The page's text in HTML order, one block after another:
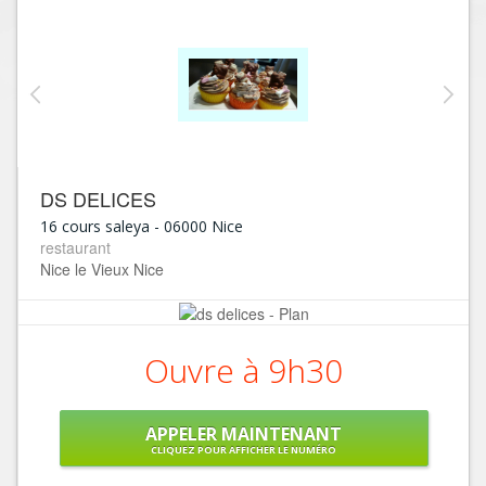
DS DELICES
16 cours saleya - 06000 Nice
restaurant
Nice le Vieux Nice
Ouvre à 9h30
APPELER MAINTENANT
CLIQUEZ POUR AFFICHER LE NUMÉRO